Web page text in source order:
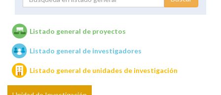
Unidades de investigación
Listado general de proyectos
Listado general de investigadores
Listado general de unidades de investigación